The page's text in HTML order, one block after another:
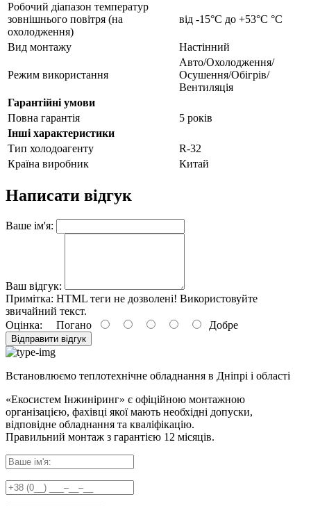
Робочий діапазон температур
зовнішнього повітря (на
охолодження)
від -15°С до +53°С °С
Вид монтажу Настінний
Режим використання
Авто/Охолодження/
Осушення/Обігрів/
Вентиляція
Гарантійні умови
Повна гарантія
5 років
Інші характеристики
Тип холодоагенту
R-32
Країна виробник
Китай
Написати відгук
Ваше ім'я:
Ваш відгук:
Примітка: HTML теги не дозволені! Використовуйте
звичайний текст.
Оцінка: Погано Добре
Відправити відгук
Встановлюємо теплотехнічне обладнання в Дніпрі і області
«Екосистем Інжиніринг» є офіційною монтажною
організацією, фахівці якої мають необхідні допуски,
відповідне обладнання та кваліфікацію.
Правильний монтаж з гарантією 12 місяців.